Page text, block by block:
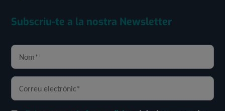
Subscriu-te a la nostra Newsletter